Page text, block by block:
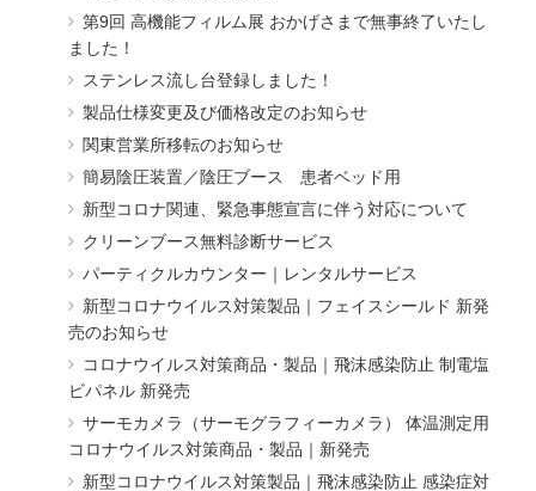
第9回 高機能フィルム展 おかげさまで無事終了いたし
ました！
ステンレス流し台登録しました！
製品仕様変更及び価格改定のお知らせ
関東営業所移転のお知らせ
簡易陰圧装置／陰圧ブース 患者ベッド用
新型コロナ関連、緊急事態宣言に伴う対応について
クリーンブース無料診断サービス
パーティクルカウンター｜レンタルサービス
新型コロナウイルス対策製品｜フェイスシールド 新発
売のお知らせ
コロナウイルス対策商品・製品｜飛沫感染防止 制電塩
ビパネル 新発売
サーモカメラ（サーモグラフィーカメラ） 体温測定用
コロナウイルス対策商品・製品｜新発売
新型コロナウイルス対策製品｜飛沫感染防止 感染症対